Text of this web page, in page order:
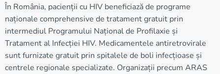
În România, pacienții cu HIV beneficiază de programe
naționale comprehensive de tratament gratuit prin
intermediul Programului Național de Profilaxie și
Tratament al Infecției HIV. Medicamentele antiretrovirale
sunt furnizate gratuit prin spitalele de boli infecțioase și
centrele regionale specializate. Organizații precum ARAS